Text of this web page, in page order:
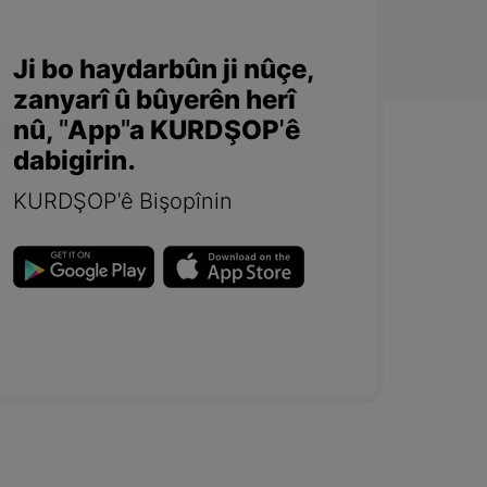
Ji bo haydarbûn ji nûçe,
zanyarî û bûyerên herî
nû, "App"a KURDŞOP'ê
dabigirin.
KURDŞOP'ê Bişopînin